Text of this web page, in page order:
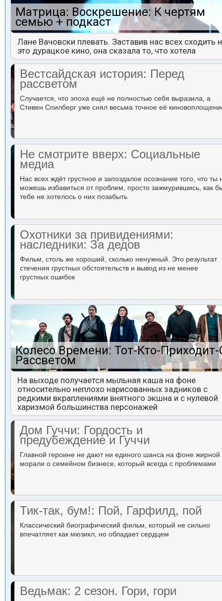
Матрица: Воскрешение: К чертям
семью + подкаст
Лане Вачовски плевать. Заставив нас всех сходить
это дурацкое кино, она сказала то, что хотела
Вестсайдская история: Перед
рассветом
Случается, что эпоха ещё не полностью себя выразила, а
Стивен Спилберг уже снял весьма точное её
Не смотрите вверх: Социальные
медиа
Нас всех ждёт грустное и запоздалое осознание того, что ты
можешь избавиться от проблем, просто зажмурившись, как
тебе не хотелось о них позабыть
Охотники за привидениями:
наследники: За дедов
Фильм, столь же хороший, сколько ненужный. Это результат
стечения грустных обстоятельств и вывод из не менее
грустных ошибок
Колесо Времени: Тот-Кто-
Рассветом
На выходе получается мыльная каша на фоне
относительно неплохо нарисованных задников с
редкими вкраплениями внятного экшна и с нулевой
харизмой большинства персонажей
Дом Гуччи: Гордость и
предубеждение и Гуччи
Главной героине не дают ни единого шанса на фоне жирной
морали о семейном бизнесе, который всегда с проблемами
Тик-так, бум!: Пой, Гарфилд, пой
Классический биографический фильм, который не сильно
впечатляет как мюзикл, но обладает сердцем
Ведьмак: 2 сезон. Гори, гори